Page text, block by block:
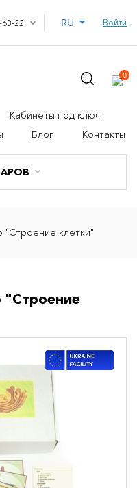
22 Войти
Кабинеты под ключ
Блог Контакты
0
"Строение клетки"
"Строение